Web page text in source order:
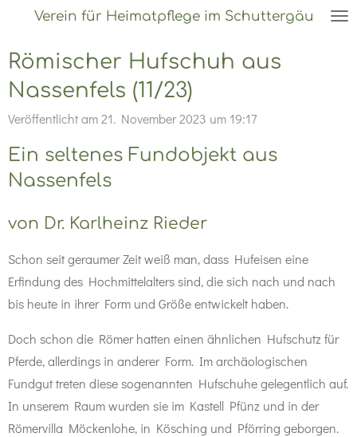
springen
Verein für Heimatpflege im Schuttergäu
Römischer Hufschuh aus
Nassenfels (11/23)
Veröffentlicht am 21. November 2023 um 19:17
Ein seltenes Fundobjekt aus
Nassenfels
von Dr. Karlheinz Rieder
Schon seit geraumer Zeit weiß man, dass Hufeisen eine
Erfindung des Hochmittelalters sind, die sich nach und nach
bis heute in ihrer Form und Größe entwickelt haben.
Doch schon die Römer hatten einen ähnlichen Hufschutz für
Pferde, allerdings in anderer Form. Im archäologischen
Fundgut treten diese sogenannten Hufschuhe gelegentlich auf.
In unserem Raum wurden sie im Kastell Pfünz und in der
Römervilla Möckenlohe, in Kösching und Pförring geborgen.